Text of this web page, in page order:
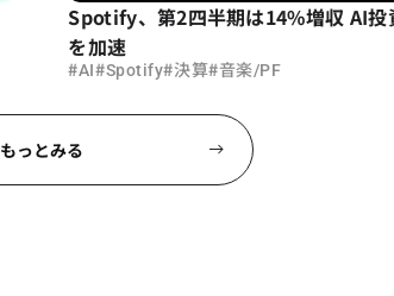
Spotify、第2四半期は14%増収 AI投
を加速
#AI#Spotify#決算#音楽/PF
もっとみる